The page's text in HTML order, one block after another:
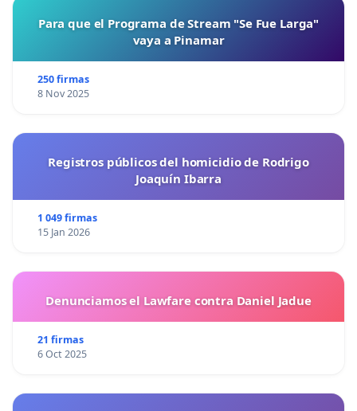
Para que el Programa de Stream "Se Fue Larga"
vaya a Pinamar
250 firmas
8 Nov 2025
Registros públicos del homicidio de Rodrigo
Joaquín Ibarra
1 049 firmas
15 Jan 2026
Denunciamos el Lawfare contra Daniel Jadue
21 firmas
6 Oct 2025